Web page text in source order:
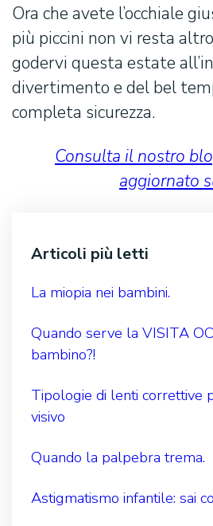
Ora che avete l’occhiale
più piccini non vi resta
godervi questa estate
divertimento e del bel
completa sicurezza.
Consulta il nostro
aggiornato
Articoli più letti
La miopia nei bambini.
Quando serve la VISITA
bambino?!
Tipologie di lenti correttive
visivo
Quando la palpebra trema.
Astigmatismo infantile: sai